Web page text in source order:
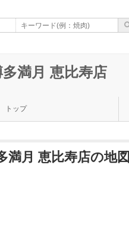
満月 恵比寿店
トップ
満月 恵比寿店の地図